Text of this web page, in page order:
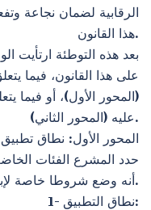
الرقابية لضمان نجاعة
هذا القانون.
بعد هذه التوطئة ارتأيت
على هذا القانون، فيما
(المحور الأول)، أو فيما
عليه (المحور الثاني).
المحور الأول: نطاق
أنه وضع شروطا خاصة لإبرام عقد الشغل الخاصة بهذه الفئات.
1- نطاق التطبيق: